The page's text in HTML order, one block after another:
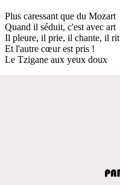
Plus caressant que du Mozart
Quand il séduit, c'est avec art
Il pleure, il prie, il chante, il rit
Et l'autre cœur est pris !
Le Tzigane aux yeux doux